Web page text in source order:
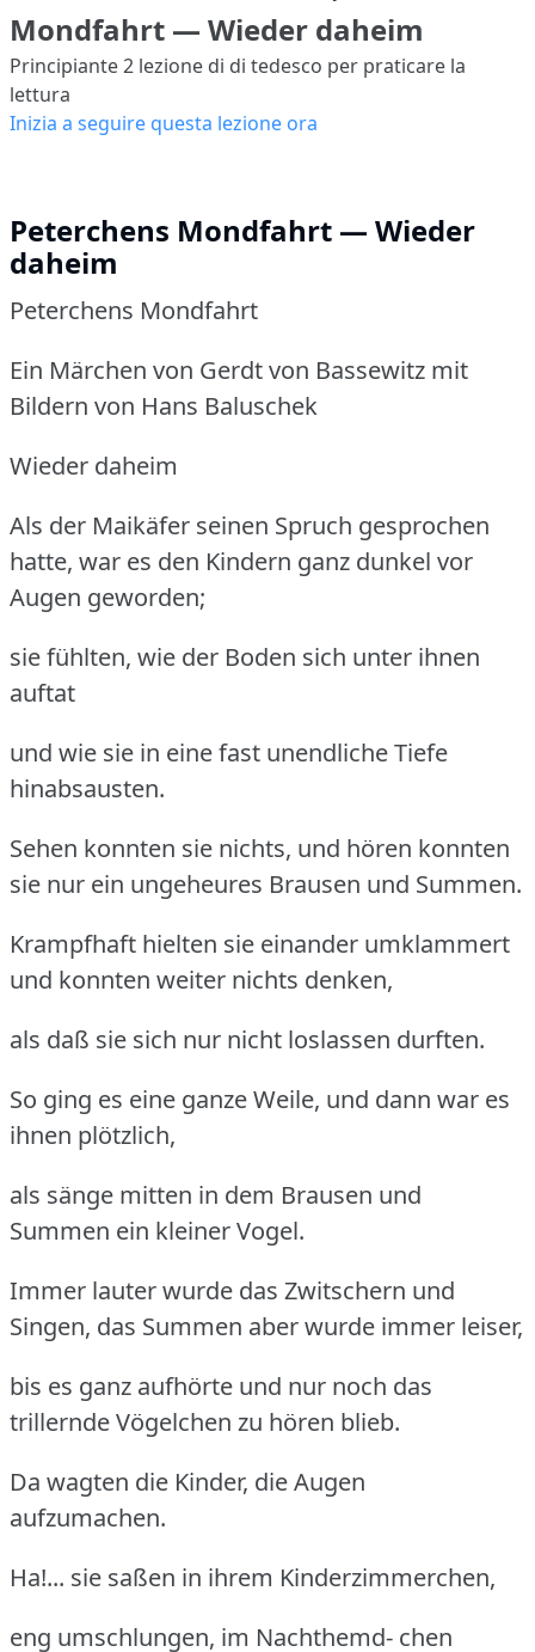
Mondfahrt — Wieder daheim
Principiante 2 lezione di di tedesco per praticare la
lettura
Inizia a seguire questa lezione ora
Peterchens Mondfahrt — Wieder
daheim
Peterchens Mondfahrt
Ein Märchen von Gerdt von Bassewitz mit
Bildern von Hans Baluschek
Wieder daheim
Als der Maikäfer seinen Spruch gesprochen
hatte, war es den Kindern ganz dunkel vor
Augen geworden;
sie fühlten, wie der Boden sich unter ihnen
auftat
und wie sie in eine fast unendliche Tiefe
hinabsausten.
Sehen konnten sie nichts, und hören konnten
sie nur ein ungeheures Brausen und Summen.
Krampfhaft hielten sie einander umklammert
und konnten weiter nichts denken,
als daß sie sich nur nicht loslassen durften.
So ging es eine ganze Weile, und dann war es
ihnen plötzlich,
als sänge mitten in dem Brausen und
Summen ein kleiner Vogel.
Immer lauter wurde das Zwitschern und
Singen, das Summen aber wurde immer leiser,
bis es ganz aufhörte und nur noch das
trillernde Vögelchen zu hören blieb.
Da wagten die Kinder, die Augen
aufzumachen.
Ha!... sie saßen in ihrem Kinderzimmerchen,
eng umschlungen, im Nachthemd- chen